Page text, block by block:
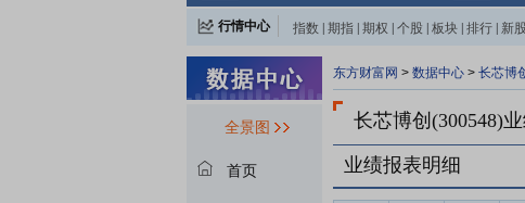
行情中心 指数 期指 期权 个股 板块 排行 新股
全景图
首页
东方财富网 > 数据中心 > 长芯博
长芯博创(300548)
业绩报表明细